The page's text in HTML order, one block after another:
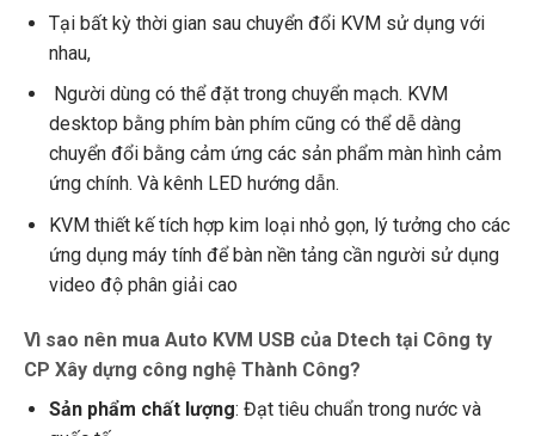
Tại bất kỳ thời gian sau chuyển đổi KVM sử dụng với
nhau,
Người dùng có thể đặt trong chuyển mạch. KVM
desktop bằng phím bàn phím cũng có thể dễ dàng
chuyển đổi bằng cảm ứng các sản phẩm màn hình cảm
ứng chính. Và kênh LED hướng dẫn.
KVM thiết kế tích hợp kim loại nhỏ gọn, lý tưởng cho các
ứng dụng máy tính để bàn nền tảng cần người sử dụng
video độ phân giải cao
Vì sao nên mua Auto KVM USB của Dtech tại Công ty
CP Xây dựng công nghệ Thành Công?
Sản phẩm chất lượng: Đạt tiêu chuẩn trong nước và